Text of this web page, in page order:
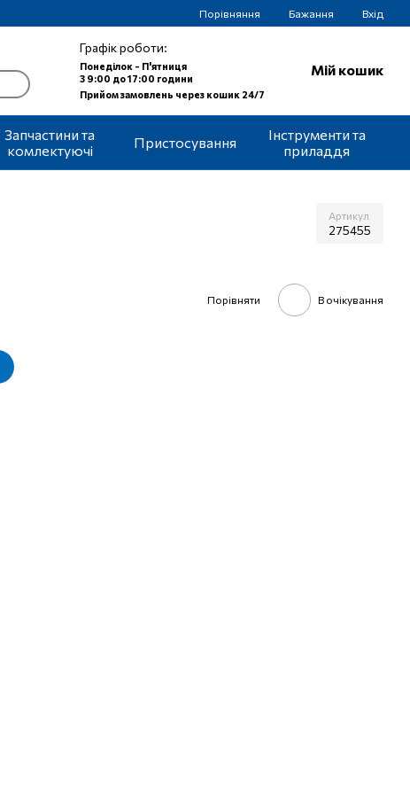
Порівняння Бажання Вхід
Графік роботи:
Понеділок - П'ятниця
З 9:00 до 17:00 години
Прийом замовлень через кошик 24/7
Мій кошик
Запчастини та
комлектуючі
Пристосування
Інструменти та
приладдя
Артикул
275455
Порівняти В очікування